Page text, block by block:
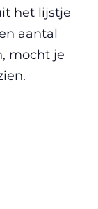
het lijstje
aantal
mocht je